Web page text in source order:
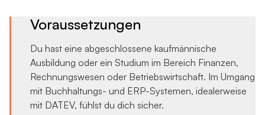
Voraussetzungen
Du hast eine abgeschlossene kaufmännische
Ausbildung oder ein Studium im Bereich Finanzen,
Rechnungswesen oder Betriebswirtschaft. Im Umgang
mit Buchhaltungs- und ERP-Systemen, idealerweise
mit DATEV, fühlst du dich sicher.